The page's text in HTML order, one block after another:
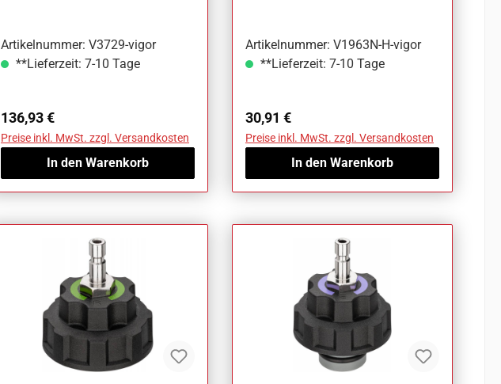
Artikelnummer: V3729-vigor
**Lieferzeit: 7-10 Tage
Regulärer Preis:
136,93 €
Preise inkl. MwSt. zzgl. Versandkosten
In den Warenkorb
Artikelnummer: V1963N-H-vigor
**Lieferzeit: 7-10 Tage
Regulärer Preis:
30,91 €
Preise inkl. MwSt. zzgl. Versandkosten
In den Warenkorb